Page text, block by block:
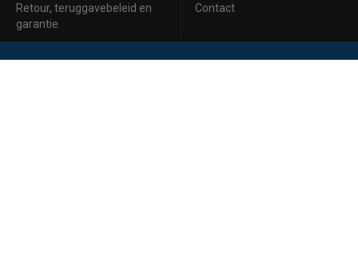
Retour, teruggavebeleid en
garantie
Contact